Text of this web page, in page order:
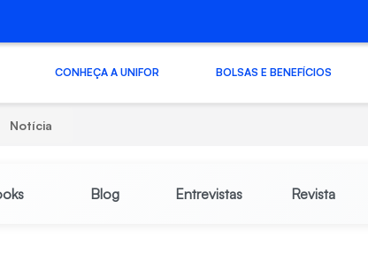
CONHEÇA A UNIFOR BOLSAS E BENEFÍCIOS
Notícia
Blog Entrevistas Revista